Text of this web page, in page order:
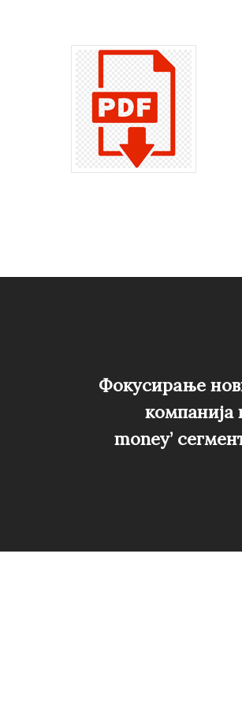
Фокусирање
компанија
money’